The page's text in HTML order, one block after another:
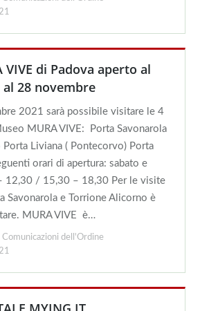
VIVE di Padova aperto al
28 novembre
2021 sarà possibile visitare le 4
MURA VIVE: Porta Savonarola
Porta Liviana ( Pontecorvo) Porta
orari di apertura: sabato e
12,30 / 15,30 – 18,30 Per le visite
Savonarola e Torrione Alicorno è
MURA VIVE è…
Comunicazioni dell'Ordine